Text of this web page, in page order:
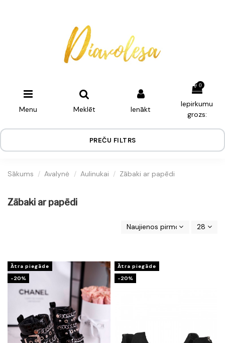
Menu Meklēt Ienākt
0
Iepirkumu
grozs:
PREČU FILTRS
Sākums Avalynė Aulinukai Zābaki ar papēdi
Zābaki ar papēdi
Naujienos pirmos 28
Ātra piegāde
-20%
Ātra piegāde
-20%